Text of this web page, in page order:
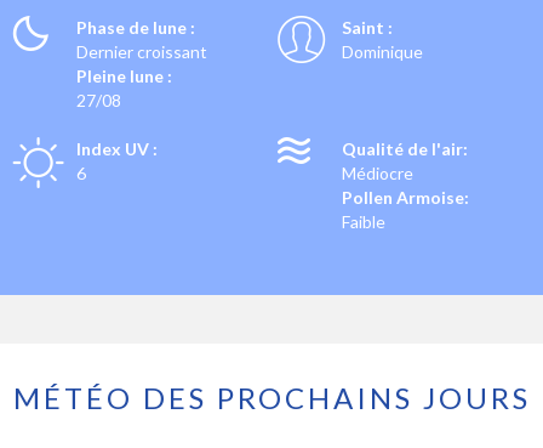
Phase de lune :
Dernier croissant
Pleine lune :
27/08
Saint :
Dominique
Index UV :
6
Qualité de l'air:
Médiocre
Pollen Armoise:
Faible
MÉTÉO DES PROCHAINS JOURS